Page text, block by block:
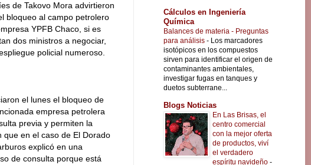
de Takovo Mora advirtieron
bloqueo al campo petrolero
YPFB Chaco, si es
dos ministros a negociar,
policial numeroso.
el lunes el bloqueo de
empresa petrolera
previa y permiten la
en el caso de El Dorado
explicó en una
de consulta porque está
Cálculos en Ingeniería
Química
Balances de materia - Preguntas
para análisis - Los marcadores
isotópicos en los compuestos
sirven para identificar el origen de
contaminantes ambientales,
investigar fugas en tanques y
duetos subterrane...
Blogs Noticias
En Las Brisas, el
centro comercial
con la mejor oferta
de productos, viví
el verdadero
espíritu navideño -